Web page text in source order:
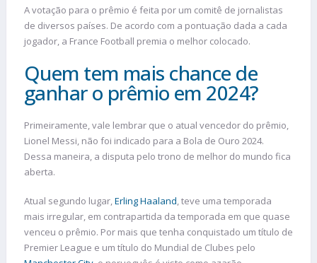
A votação para o prêmio é feita por um comitê de jornalistas
de diversos países. De acordo com a pontuação dada a cada
jogador, a France Football premia o melhor colocado.
Quem tem mais chance de
ganhar o prêmio em 2024?
Primeiramente, vale lembrar que o atual vencedor do prêmio,
Lionel Messi, não foi indicado para a Bola de Ouro 2024.
Dessa maneira, a disputa pelo trono de melhor do mundo fica
aberta.
Atual segundo lugar,Erling Haaland, teve uma temporada
mais irregular, em contrapartida da temporada em que quase
venceu o prêmio. Por mais que tenha conquistado um título de
Premier League e um título do Mundial de Clubes pelo